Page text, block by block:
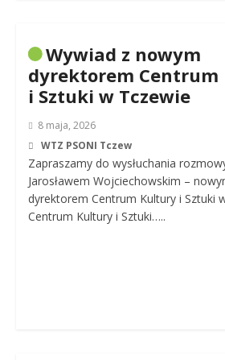
Wywiad z nowym
dyrektorem
i Sztuki w Tczewie
8 maja, 2026
WTZ PSONI Tczew
Zapraszamy do wysłuchania
Jarosławem Wojciechowskim –
dyrektorem Centrum Kultury i Sztuki
Centrum Kultury i Sztuki…..